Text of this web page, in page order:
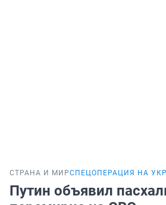
СТРАНА И МИРСПЕЦОПЕРАЦИЯ НА
Путин объявил